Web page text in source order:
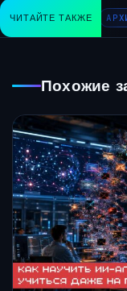
ЧИТАЙТЕ ТАКЖЕ
Похожие